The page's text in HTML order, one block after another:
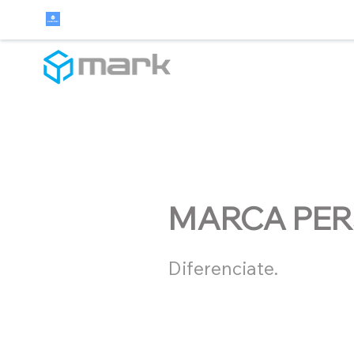
MARCA
Diferenciate.